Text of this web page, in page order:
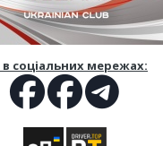
соціальних мережах: